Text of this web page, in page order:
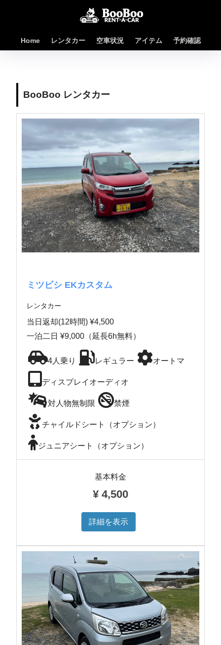
Home レンタカー 空車状況 アイテム 予約確認
BooBoo レンタカー
ミツビシ EKカスタム
レンタカー
当日返却(12時間) ¥4,500
一泊二日 ¥9,000（延長6h無料）
4人乗り レギュラー オートマ
ディスプレイオーディオ
対人物無制限 禁煙
チャイルドシート（オプション）
ジュニアシート（オプション）
基本料金
¥ 4,500
詳細を表示